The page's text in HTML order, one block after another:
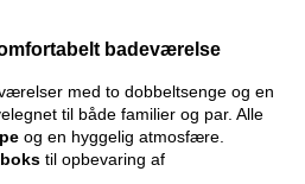
badeværelse
med to dobbeltsenge og en
til både familier og par. Alle
og en hyggelig atmosfære.
til opbevaring af